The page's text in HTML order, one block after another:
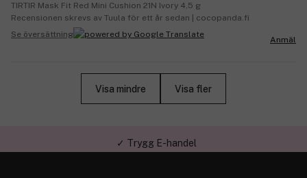
TIRTIR Mask Fit Red Mini Cushion 21N Ivory 4,5 g
Recensionen skrevs av Tuula för ett år sedan | cocopanda.fi
Se översättning
Anmäl
Visa mindre Visa fler
✓ Trygg E-handel